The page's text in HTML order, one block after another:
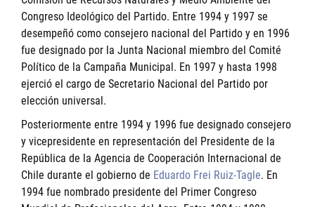
Congreso Ideológico del Partido. Entre 1994 y 1997 se
desempeñó como consejero nacional del Partido y en 1996
fue designado por la Junta Nacional miembro del Comité
Político de la Campaña Municipal. En 1997 y hasta 1998
ejerció el cargo de Secretario Nacional del Partido por
elección universal.
Posteriormente entre 1994 y 1996 fue designado consejero
y vicepresidente en representación del Presidente de la
República de la Agencia de Cooperación Internacional de
Chile durante el gobierno de Eduardo Frei Ruiz-Tagle. En
1994 fue nombrado presidente del Primer Congreso